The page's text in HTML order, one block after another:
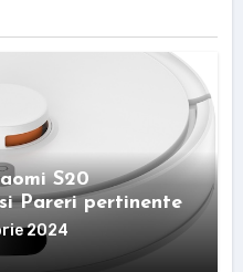
S20
Pareri pertinente
2024